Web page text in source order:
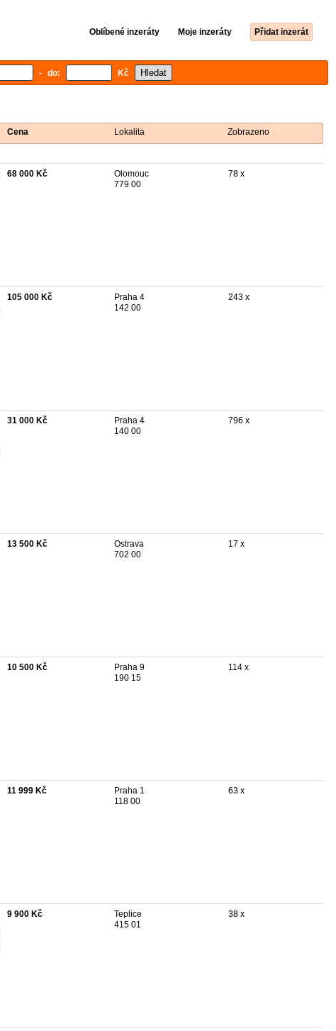
Oblíbené inzeráty Moje inzeráty Přidat inzerát
- do: Kč
Cena Lokalita Zobrazeno
68 000 Kč
Olomouc
779 00
78 x
105 000 Kč
Praha 4
142 00
243 x
31 000 Kč
Praha 4
140 00
796 x
13 500 Kč
Ostrava
702 00
17 x
10 500 Kč
Praha 9
190 15
114 x
11 999 Kč
Praha 1
118 00
63 x
9 900 Kč
Teplice
415 01
38 x